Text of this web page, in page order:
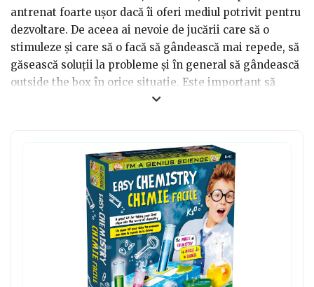
antrenat foarte ușor dacă îi oferi mediul potrivit pentru
dezvoltare. De aceea ai nevoie de jucării care să o
stimuleze și care să o facă să gândească mai repede, să
găsească soluții la probleme și în general să gândească
outside the box în orice situație. Este important să
învețe să fie creativă pentru că o va ajuta în tot decursul
mai ușor este să îi cumperi un cadou care să o ajute să
fie mai creativă și anume: jucării de creativitate pentru